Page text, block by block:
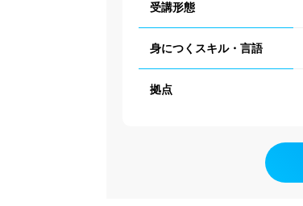
受講形態
身につくスキル・言語
拠点